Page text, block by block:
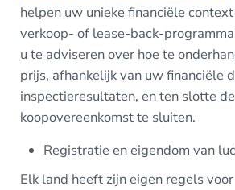
helpen uw unieke financiële
verkoop- of lease-back-
u te adviseren over hoe te
prijs, afhankelijk van uw financiële
inspectieresultaten, en ten slotte de
koopovereenkomst te sluiten.
Registratie en eigendom van
Elk land heeft zijn eigen regels voor